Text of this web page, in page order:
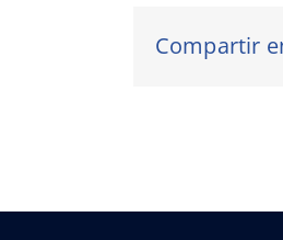
Compartir